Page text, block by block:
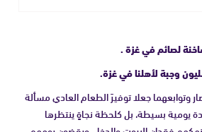
وتوابعهما جعلا توفيرَ الطعام العادي مسألة
يومية بسيطة، بل كلحظة نجاةٍ ينتظرها